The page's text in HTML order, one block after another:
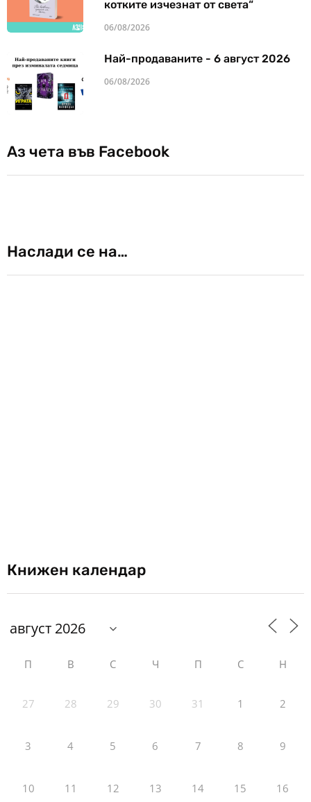
котките изчезнат от света“
06/08/2026
Най-продаваните - 6 август 2026
06/08/2026
Аз чета във Facebook
Наслади се на…
Книжен календар
П В С Ч П С Н
27 28 29 30 31 1 2
3 4 5 6 7 8 9
10 11 12 13 14 15 16